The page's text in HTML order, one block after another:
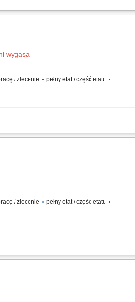
odpowiadanie na pytania oraz proponowanie
wygasa
/ zlecenie
pełny etat / część etatu
/ zlecenie
pełny etat / część etatu